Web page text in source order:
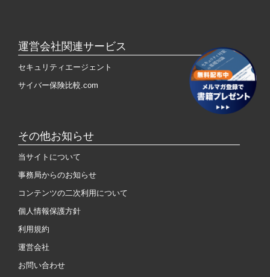
運営会社関連サービス
セキュリティエージェント
サイバー保険比較.com
その他お知らせ
当サイトについて
事務局からのお知らせ
コンテンツの二次利用について
個人情報保護方針
利用規約
運営会社
お問い合わせ